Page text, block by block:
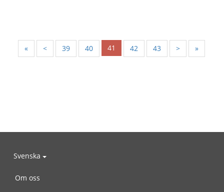
« < 39 40 41 42 43 > »
Svenska
Om oss